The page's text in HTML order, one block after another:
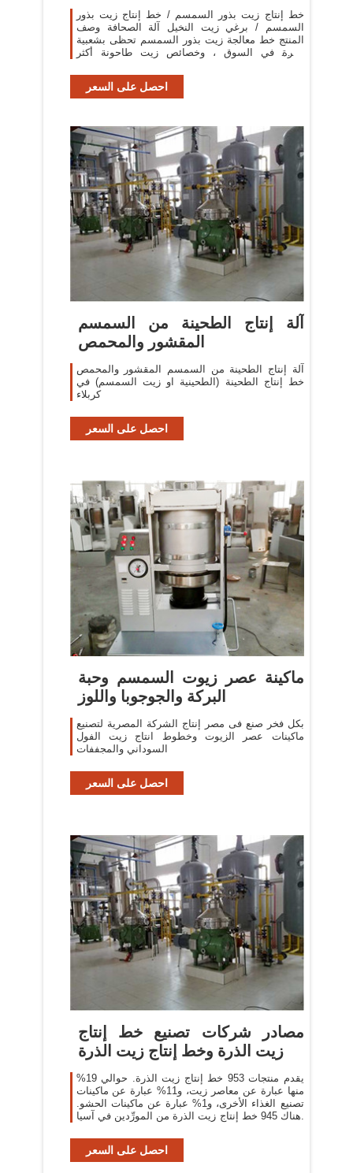
خط إنتاج زيت بذور السمسم / خط إنتاج زيت بذور
السمسم / برغي زيت النخيل آلة الصحافة وصف
المنتج خط معالجة زيت بذور السمسم تحظى بشعبية
كبيرة في السوق ، وخصائص زيت طاحونة أكثر
احصل على السعر
‫آلة إنتاج الطحينة من السمسم
المقشور والمحمص
آلة إنتاج الطحينة من السمسم المقشور والمحمص
خط إنتاج الطحينة (الطحينية او زيت السمسم) في
كربلاء
احصل على السعر
‫ماكينة عصر زيوت السمسم وحبة
البركة والجوجوبا واللوز
بكل فخر صنع فى مصر إنتاج الشركة المصرية لتصنيع
ماكينات عصر الزيوت وخطوط انتاج زيت الفول
السوداني والمجففات
احصل على السعر
مصادر شركات تصنيع خط إنتاج
زيت الذرة وخط إنتاج زيت الذرة
يقدم منتجات 953 خط إنتاج زيت الذرة. حوالي 19%
منها عبارة عن معاصر زيت، و11% عبارة عن ماكينات
تصنيع الغذاء الأخرى، و1% عبارة عن ماكينات الحشو.
هناك 945 خط إنتاج زيت الذرة من المورِّدين في آسيا.
احصل على السعر